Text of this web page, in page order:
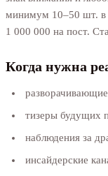
минимум 10–50 шт. в
1 000 000 на пост.
Когда нужна
тизеры будущих
наблюдения за
инсайдерские